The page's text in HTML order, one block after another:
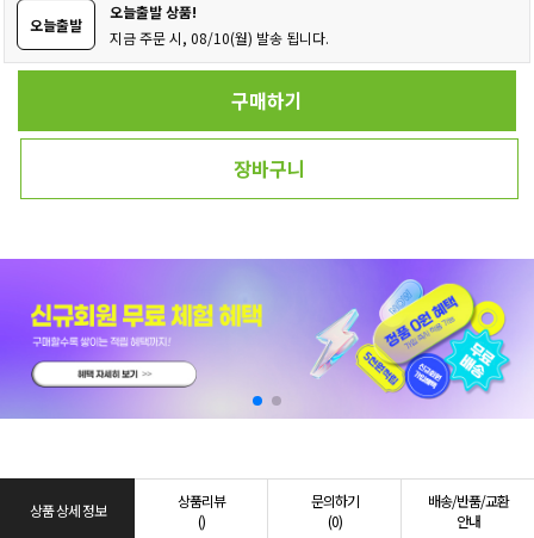
오늘출발
오늘출발 상품!
지금 주문 시, 08/10(월) 발송 됩니다.
구매하기
장바구니
상품 상세 정보
상품리뷰
()
문의하기
(0)
배송/반품/교환
안내